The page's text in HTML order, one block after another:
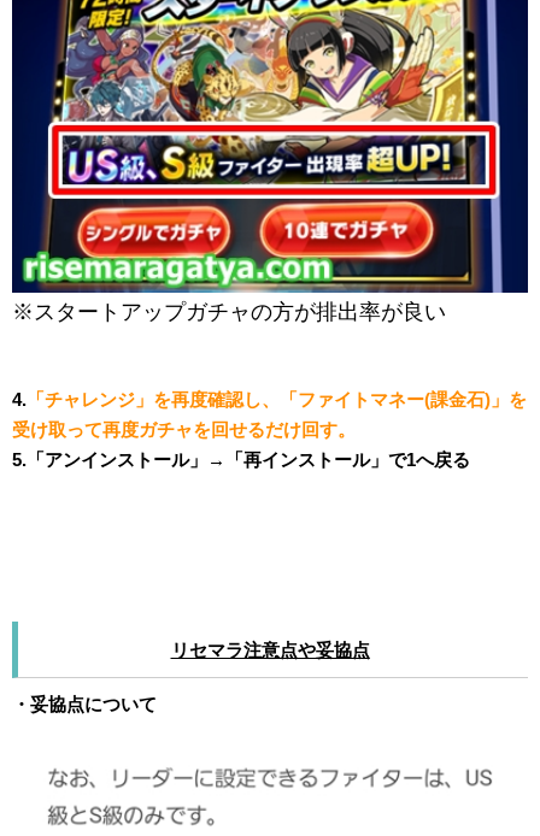
※スタートアップガチャの方が排出率が良い
4. 「チャレンジ」を再度確認し、「ファイトマネー(課金石)」を
受け取って再度ガチャを回せるだけ回す。
5.「アンインストール」→「再インストール」で1へ戻る
リセマラ注意点や妥協点
・妥協点について